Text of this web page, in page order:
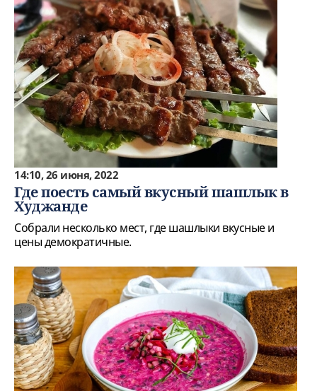
14:10, 26 июня, 2022
Где поесть самый вкусный шашлык в
Худжанде
Собрали несколько мест, где шашлыки вкусные и
цены демократичные.